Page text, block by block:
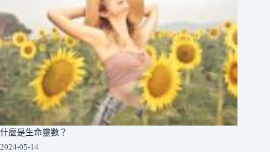
什麼是生命靈數？
2024-05-14